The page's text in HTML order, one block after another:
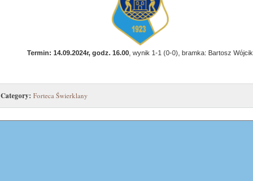
Termin: 14.09.2024r, godz. 16.00, wynik 1-1 (0-0), bramka: Bartosz Wójcik
Category: Forteca Świerklany